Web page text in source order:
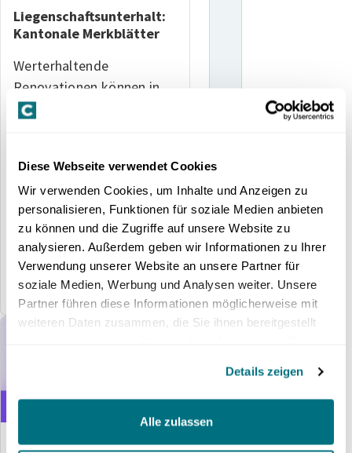
Diese Webseite verwendet Cookies
Wir verwenden Cookies, um Inhalte und Anzeigen zu
personalisieren, Funktionen für soziale Medien anbieten
zu können und die Zugriffe auf unsere Website zu
analysieren. Außerdem geben wir Informationen zu Ihrer
Verwendung unserer Website an unsere Partner für
soziale Medien, Werbung und Analysen weiter. Unsere
Partner führen diese Informationen möglicherweise mit
weiteren Daten zusammen, die Sie ihnen bereitgestellt
Details zeigen
Alle zulassen
Liegenschaftsunterhalt:
Kantonale Merkblätter
Werterhaltende
Renovationen können in
der Regel von den Steuern
vom jeweiligen Kanton ab.
In unserer Übersicht
finden Sie ganz einfach
die für…
Tool Rechtsfragen
22. Januar 2022